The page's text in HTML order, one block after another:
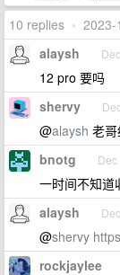
10 replies • 2023-
alaysh
12 pro 要吗
shervy
@alaysh 老哥
bnotg
一时间不知道
alaysh
@shervy
rockjaylee